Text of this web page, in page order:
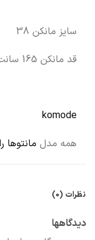
سایز مانکن 38
قد مانکن 165 سانت
komode
همه مدل مانتوها
نظرات (0)
دیدگاهها